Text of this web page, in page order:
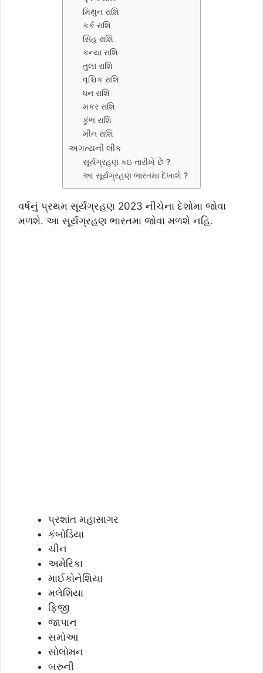
મિથુન રાશિ
કર્ક રાશિ
સિંહ રાશિ
કન્યા રાશિ
તુલા રાશિ
વૃશ્ચિક રાશિ
ધન રાશિ
મકર રાશિ
કુંભ રાશિ
મીન રાશિ
અગત્યની લીંક
સૂર્યગ્રહણ કઇ તારીખે છે ?
આ સૂર્યગ્રહણ ભારતમા દેખાશે ?
વર્ષનું પ્રથમ સૂર્યગ્રહણ 2023 નીચેના દેશોમા જોવા
મળશે. આ સૂર્યગ્રહણ ભારતમા જોવા મળશે નહિ.
પ્રશાંત મહાસાગર
કંબોડિયા
ચીન
અમેરિકા
માઈકોનેશિયા
મલેશિયા
ફિજી
જાપાન
સમોઆ
સોલોમન
બરુની